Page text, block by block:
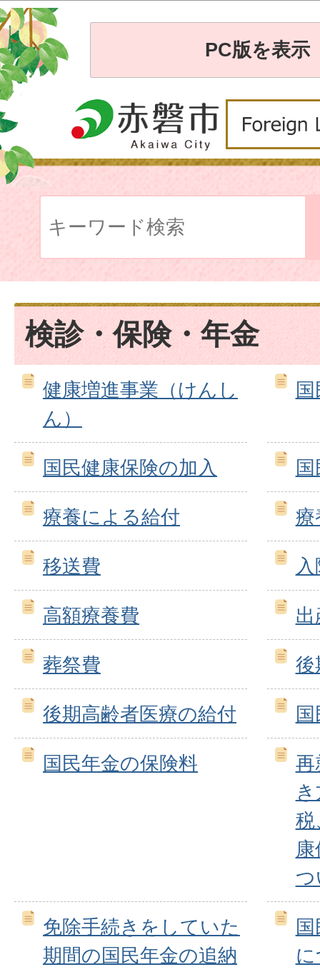
PC版を表示
検診・保険・年金
健康増進事業（けんし
ん）
国民健康保険の加入
療養による給付 療
移送費
高額療養費 出
葬祭費 後
後期高齢者医療の給付
国民年金の保険料
再
税
免除手続きをしていた
期間の国民年金の追納